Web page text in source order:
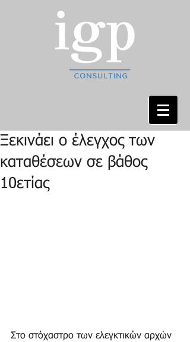
Ξεκινάει ο έλεγχος των
καταθέσεων σε βάθος
10ετίας
Στο στόχαστρο των ελεγκτικών αρχών